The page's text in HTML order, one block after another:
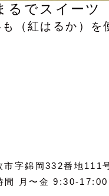
るでスイーツ
（紅はるか）
字錦岡332番地111
月〜金 9:30-17:00